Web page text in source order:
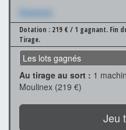
Xxxxxxx
Dotation : 219 € / 1 gagnant. Fin
Tirage.
Les lots gagnés
Au tirage au sort : 1
Moulinex (219 €)
Jeu